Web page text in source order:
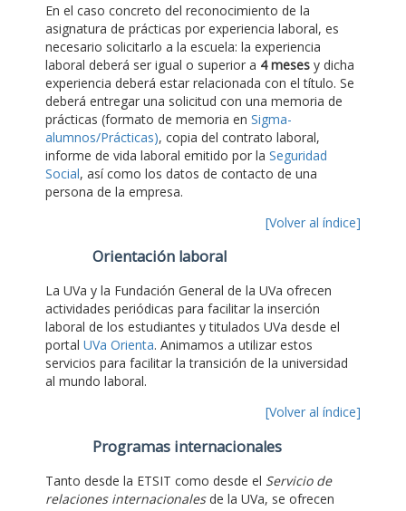
En el caso concreto del reconocimiento de la
asignatura de prácticas por experiencia laboral, es
necesario solicitarlo a la escuela: la experiencia
laboral deberá ser igual o superior a 4 meses y dicha
experiencia deberá estar relacionada con el título. Se
deberá entregar una solicitud con una memoria de
prácticas (formato de memoria en Sigma-
alumnos/Prácticas), copia del contrato laboral,
informe de vida laboral emitido por la Seguridad
Social, así como los datos de contacto de una
persona de la empresa.
[Volver al índice]
Orientación laboral
La UVa y la Fundación General de la UVa ofrecen
actividades periódicas para facilitar la inserción
laboral de los estudiantes y titulados UVa desde el
portal UVa Orienta. Animamos a utilizar estos
servicios para facilitar la transición de la universidad
al mundo laboral.
[Volver al índice]
Programas internacionales
Tanto desde la ETSIT como desde el Servicio de
relaciones internacionalesde la UVa, se ofrecen